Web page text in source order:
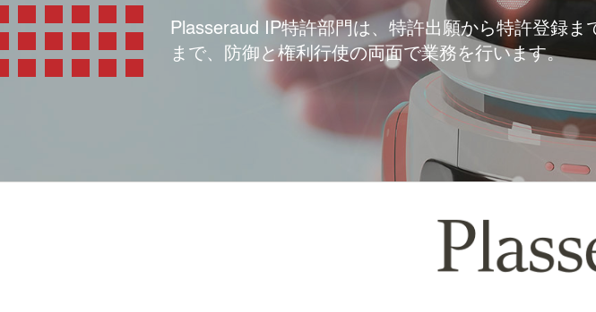
Plasseraud IP特許部門は、特許出願から特許登録
まで、防御と権利行使の両面で業務を行います。